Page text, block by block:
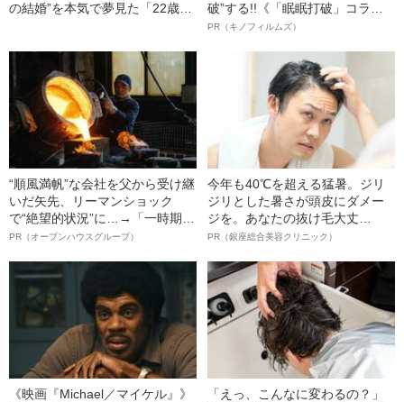
の結婚”を本気で夢見た「22歳男
破”する!!《「眠眠打破」コラ
ボ》
PR（キノフィルムズ）
“順風満帆”な会社を父から受け継
いだ矢先、リーマンショック
で“絶望的状況”に…→「一時期は
納品3年待ち」のヒット商品を生
明かす、“逆転の戦術”
PR（オープンハウスグループ）
今年も40℃を超える猛暑。ジリ
ジリとした暑さが頭皮にダメー
ジを。あなたの抜け毛大丈
夫！？
PR（銀座総合美容クリニック）
《映画『Michael／マイケル』》
「えっ、こんなに変わるの？」